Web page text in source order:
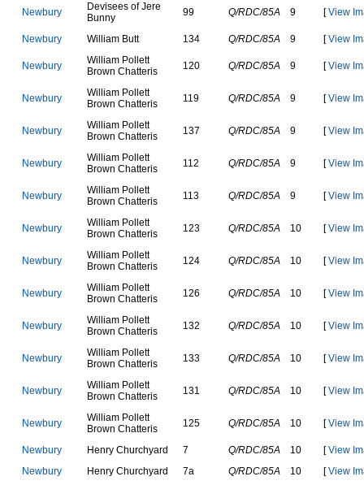
Newbury Devisees of Jere
Bunny 99 Q/RDC/85A 9 [View
Newbury Wi iam Butt 134 Q/RDC/85A 9 [View
Newbury Wi iam Po ett
Brown Chatteris 120 Q/RDC/85A 9 [View
Newbury Wi iam Po ett
Brown Chatteris 119 Q/RDC/85A 9 [View
Newbury Wi iam Po ett
Brown Chatteris 137 Q/RDC/85A 9 [View
Newbury Wi iam Po ett
Brown Chatteris 112 Q/RDC/85A 9 [View
Newbury Wi iam Po ett
Brown Chatteris 113 Q/RDC/85A 9 [View
Newbury Wi iam Po ett
Brown Chatteris 123 Q/RDC/85A 10 [View
Newbury Wi iam Po ett
Brown Chatteris 124 Q/RDC/85A 10 [View
Newbury Wi iam Po ett
Brown Chatteris 126 Q/RDC/85A 10 [View
Newbury Wi iam Po ett
Brown Chatteris 132 Q/RDC/85A 10 [View
Newbury Wi iam Po ett
Brown Chatteris 133 Q/RDC/85A 10 [View
Newbury Wi iam Po ett
Brown Chatteris 131 Q/RDC/85A 10 [View
Newbury Wi iam Po ett
Brown Chatteris 125 Q/RDC/85A 10 [View
Newbury Henry Churchyard 7 Q/RDC/85A 10 [View
Newbury Henry Churchyard 7a Q/RDC/85A 10 [View